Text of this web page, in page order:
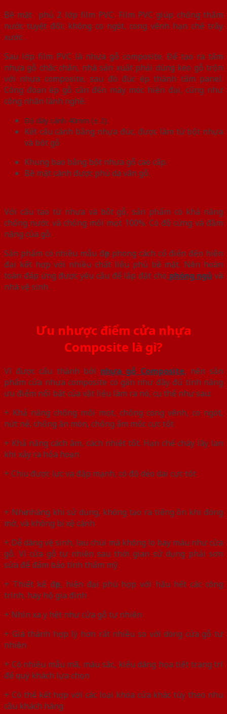
Bề mặt phủ 2 lớp film PVC. Film PVC giúp chống thấm
nước tuyệt đối; không co ngót, cong vênh hạn chế trầy
xước .
Sau lớp film PVC là nhựa gỗ composite. Để tạo ra tấm
nhựa gỗ chắc chắn, nhà sản xuất phải dùng keo gỗ trộn
với nhựa composite, sau đó đúc ép thành tấm panel.
Công đoạn ép gỗ cần đến máy móc hiện đại, cũng như
công nhân lành nghề.
Độ dày cánh 40mm (± 2).
Kết cấu cánh bằng nhựa đúc, được làm từ bột nhựa
và bột gỗ
Khung bao bằng bột nhựa gỗ cao cấp.
Bề mặt cánh được phủ da vân gỗ.
Với cấu tạo từ nhựa và bột gỗ, sản phẩm có khả năng
chống nước và chống mối mọt 100%. Có độ cứng và đầm
nặng của gỗ.
Sản phẩm có nhiều mẫu đẹp phong cách cổ điển đến hiện
đại kết hợp với nhiều chất liệu phủ bề mặt. Nên hoàn
toàn đáp ứng được yêu cầu để lắp đặt cho phòng ngủ và
nhà vệ sinh .
Ưu nhược điểm cửa nhựa
Composite là gì?
Vì được cấu thành bởi nhựa gỗ Composite, nên sản
phẩm cửa nhựa composite có gần như đầy đủ tính năng
ưu điểm nổi bật của vật liệu làm ra nó, cụ thể như sau:
+ Khả năng chống mối mọt, chống cong vênh, co ngót,
nứt nẻ, chống ăn mòn, chống ẩm mốc cực tốt
+ Khả năng cách âm, cách nhiệt tốt. Hạn chế cháy lây lan
khi xảy ra hỏa hoạn
+ Chịu được lực va đập mạnh, có độ dẻo dai cực tốt
+ Nhẹ nhàng khi sử dụng, không tạo ra tiếng ồn khi đóng
mở, và không bị xệ cánh
+ Dễ dàng vệ sinh, lau chùi mà không lo bay màu như cửa
gỗ. Vì cửa gỗ tự nhiên sau thời gian sử dụng phải sơn
sửa để đảm bảo tính thẩm mỹ
+ Thiết kế đẹp, hiện đại phù hợp với hầu hết các công
trình, hay hộ gia đình
+ Nhìn xa y hệt như cửa gỗ tự nhiên
+ Giá thành hợp lý hơn rất nhiều so với dòng cửa gỗ tự
nhiên
+ Có nhiều mẫu mã, màu sắc, kiểu dáng họa tiết trang trí
để quý khách lựa chọn
+ Có thể kết hợp với các loại khóa cửa khác tùy theo nhu
cầu khách hàng